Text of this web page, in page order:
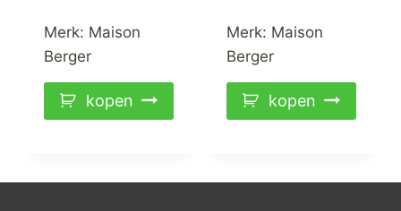
Merk: Maison
Berger
kopen
Merk: Maison
Berger
kopen